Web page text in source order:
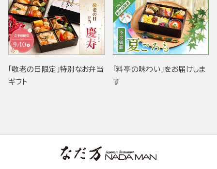
「敬老の日限定」特別なお弁当
ギフト
「料亭の味わい」をお届けしま
す